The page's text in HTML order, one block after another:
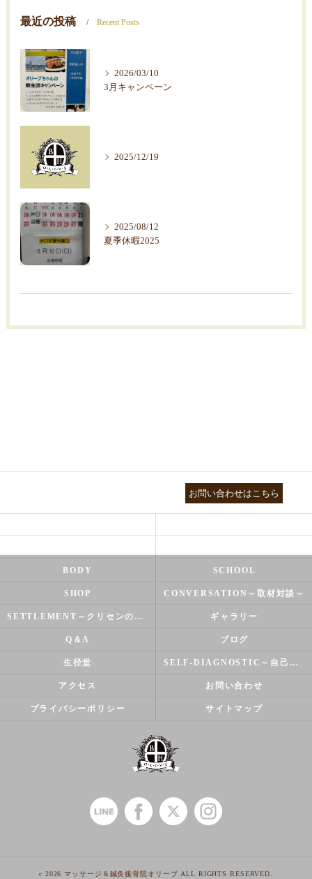
最近の投稿 Recent Posts
2026/03/10
3月キャンペーン
2025/12/19
2025/08/12
夏季休暇2025
お問い合わせはこちら
BODY SCHOOL
SHOP CONVERSATION～取材対談～
SETTLEMENT～クリセンのズバリ解決シリーズ～ ギャラリー
Q＆A ブログ
生径堂 SELF-DIAGNOSTIC～自己診断～
アクセス お問い合わせ
プライバシーポリシー サイトマップ
c 2026 マッサージ＆鍼灸接骨院オリーブ ALL RIGHTS RESERVED.